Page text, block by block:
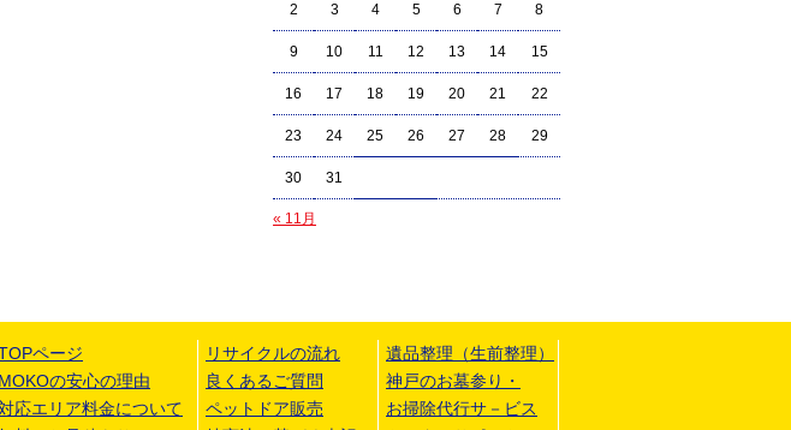
« 11月
2 3 4 5 6 7 8
9 10 11 12 13 14 15
16 17 18 19 20 21 22
23 24 25 26 27 28 29
30 31
ページ
MOKOの安心の理由
応エリア料金について
リサイクルの流れ
良くあるご質問
ペットドア販売
遺品整理（生前整理）
神戸のお墓参り・
お掃除代行サ－ビス